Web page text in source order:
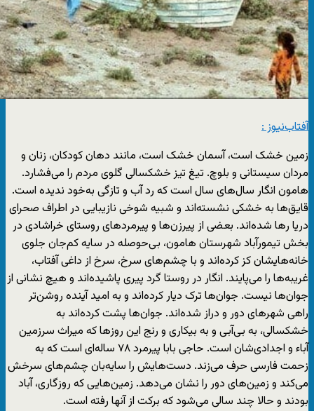
آفتاب‌‌نیوز :
زمین خشک است، آسمان خشک است، مانند دهان کودکان، زنان و
مردان سیستانی و بلوچ. تیغ تیز خشکسالی گلوی مردم را می‌فشارد.
هامون انگار سال‌های سال است که رد آب و تازگی به‌خود ندیده است.
قایق‌ها به خشکی نشسته‌اند و شبیه شوخی نازیبایی در اطراف صحرای
دریا رها شده‌اند. بعضی از پیرزن‌ها و پیرمردهای روستای خراشادی در
بخش تیمورآباد شهرستان هامون، بی‌حوصله در سایه کم‌جان جلوی
خانه‌هایشان کز کرده‌اند و با چشم‌های سرخ، سرخ از داغی آفتاب،
غریبه‌ها را می‌پایند. انگار در روستا گرد پیری پاشیده‌اند و هیچ نشانی از
جوان‌ها نیست. جوان‌ها ترک دیار کرده‌اند و به امید آینده روشن‌تر
راهی شهرهای دور و دراز شده‌اند. جوان‌ها پشت کرده‌اند به
خشکسالی، به بی‌آبی و به بیکاری و رنج این روزها که میراث سرزمین
آباء و اجدادی‌شان است. حاجی بابا پیرمرد ۷۸ ساله‌ای است که به
زحمت فارسی حرف می‌زند. دست‌هایش را سایه‌بان چشم‌های سرخش
می‌کند و زمین‌های دور را نشان می‌دهد. زمین‌هایی که روزگاری، آباد
بودند و حالا چند سالی می‌شود که برکت از آنها رفته است.